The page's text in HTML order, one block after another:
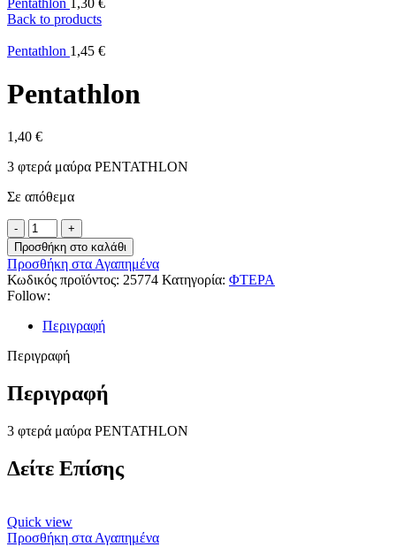
Back to products
Pentathlon 1,45 €
Pentathlon
1,40 €
3 φτερά μαύρα PENTATHLON
Σε απόθεμα
Προσθήκη στο καλάθι
Προσθήκη στα Αγαπημένα
Κωδικός προϊόντος: 25774 Κατηγορία: ΦΤΕΡΑ
Follow:
Περιγραφή
Περιγραφή
Περιγραφή
3 φτερά μαύρα PENTATHLON
Δείτε Επίσης
Quick view
Προσθήκη στα Αγαπημένα